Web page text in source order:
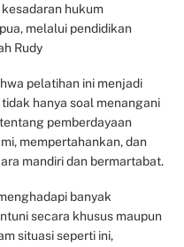
hukum
melalui pendidikan
Rudy
pelatihan ini menjadi
hanya soal menangani
pemberdayaan
mempertahankan, dan
mandiri dan bermartabat.
banyak
secara khusus maupun
situasi seperti ini,